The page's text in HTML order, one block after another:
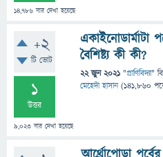
14,786 বার দেখা হয়েছে
+2
টি ভোট
1
উত্তর
9,023 বার দেখা হয়েছে
একাইনোডার্মাটা
বৈশিষ্ট্য কী কী?
22 জুন 2021 "প্রাণিবিদ্যা"
মেহেদী হাসান (141,860